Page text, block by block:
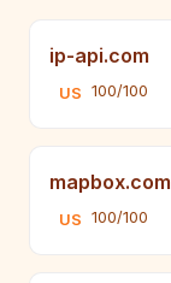
ip-api.com
US 100/100
mapbox.com
US 100/100